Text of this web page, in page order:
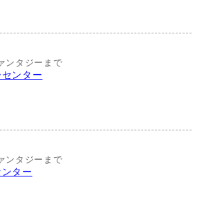
ンタジーまで
ンター
ンタジーまで
ター